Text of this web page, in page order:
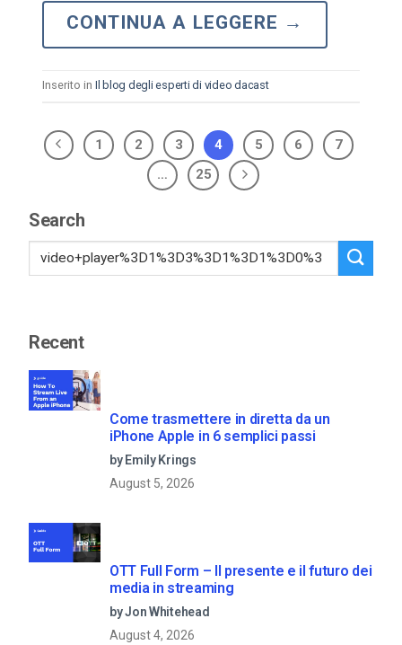
CONTINUA A LEGGERE →
Inserito in Il blog degli esperti di video dacast
1 2 3 4 5 6
7
…
25
Search
Recent
Come trasmettere in diretta da un
iPhone Apple in 6 semplici passi
by Emily Krings
August 5, 2026
OTT Full Form – Il presente e il futuro dei
media in streaming
by Jon Whitehead
August 4, 2026